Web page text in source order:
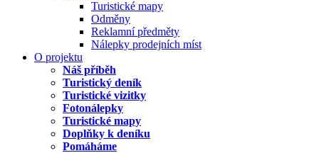
Turistické mapy
Odměny
Reklamní předměty
Nálepky prodejních míst
O projektu
Náš příběh
Turistický deník
Turistické vizitky
Fotonálepky
Turistické mapy
Doplňky k deníku
Pomáháme